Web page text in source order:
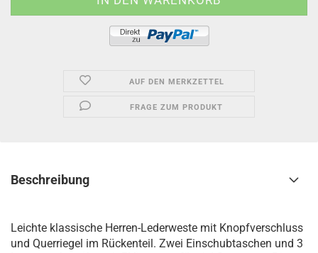
AUF DEN MERKZETTEL
FRAGE ZUM PRODUKT
Beschreibung
Leichte klassische Herren-Lederweste mit Knopfverschluss
und Querriegel im Rückenteil. Zwei Einschubtaschen und 3